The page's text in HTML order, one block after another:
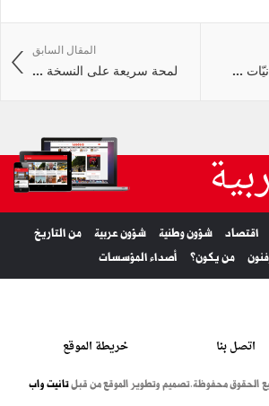
المقال السابق
لمحة سريعة على النسخة ... ...
اقتصاد شؤون وطنية شؤون عربية
من التاريخ
من يكون؟ أصداء المؤسسات
اتصل بنا خريطة الموقع
تصميم وتطوير الموقع من قبلتانيت واب